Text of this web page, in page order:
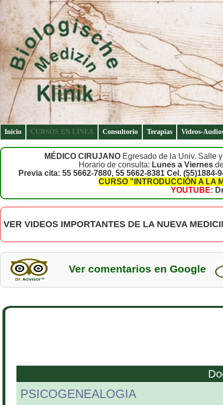
Inicio CURSOS EN LÍNEA Consultorio Terapias Videos-
MÉDICO CIRUJANO Egresado de la Univ. Salle y
Horario de consulta: Lunes a Viernes
Previa cita: 55 5662-7880, 55 5662-8381 Cel.
CURSO "INTRODUCCIÓN A LA
YOUTUBE:
VER VIDEOS IMPORTANTES DE LA NUEVA
Ver comentarios en Google
PSICOGENEALOGIA